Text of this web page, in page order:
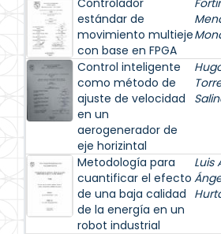
Controlador
estándar de
movimiento multieje
con base en FPGA
Control inteligente
como método de
ajuste de velocidad
en un
aerogenerador de
eje horizintal
Metodología para
cuantificar el efecto
de una baja calidad
de la energía en un
robot industrial
Luis